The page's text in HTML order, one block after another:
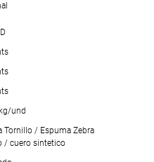
und
Tornillo / Espuma Zebra
/ cuero sintetico